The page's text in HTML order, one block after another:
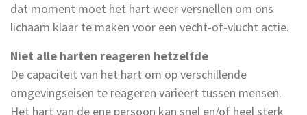
dat moment moet het hart weer versnellen om ons
lichaam klaar te maken voor een vecht-of-vlucht actie.
Niet alle harten reageren hetzelfde
De capaciteit van het hart om op verschillende
omgevingseisen te reageren varieert tussen mensen.
Het hart van de ene persoon kan snel en/of heel sterk